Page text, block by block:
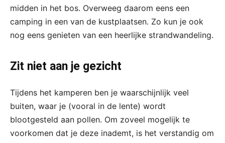
midden in het bos. Overweeg daarom eens een
camping in een van de kustplaatsen. Zo kun je ook
nog eens genieten van een heerlijke strandwandeling.
Zit niet aan je gezicht
Tijdens het kamperen ben je waarschijnlijk veel
buiten, waar je (vooral in de lente) wordt
blootgesteld aan pollen. Om zoveel mogelijk te
voorkomen dat je deze inademt, is het verstandig om